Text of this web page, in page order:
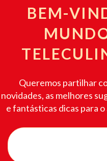
BEM-
Queremos partilhar
novidades, as melhores
e fantásticas dicas para